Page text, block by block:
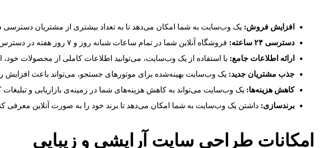
افزایش فروش: یک وب‌سایت به شما امکان می‌دهد تا به تعداد بیشتری از مشتریان دسترسی
دسترسی ۲۴ ساعته:
فروشگاه آنلاین شما در تمام ساعات شبانه روز و ۷ روز هفته در دسترس است، بنابراین مشتریان می‌توانند در هر زمانی که مایل باشند، از آن خرید کنند.
ارائه اطلاعات جامع: با استفاده از یک وب‌سایت، می‌توانید اطلاعات کاملی از محصولات
جذب مشتریان جدید: یک وب‌سایت بهینه‌شده برای موتورهای جستجو، می‌تواند باعث افزایش
کاهش هزینه‌ها: یک وب‌سایت می‌تواند به کاهش هزینه‌های شما در زمینه‌ی بازاریابی و
برندسازی: داشتن یک وب‌سایت به شما امکان می‌دهد تا برند خود را به صورت آنلاین معرفی
امکانات طراحی سایت آرایشی و زیبایی